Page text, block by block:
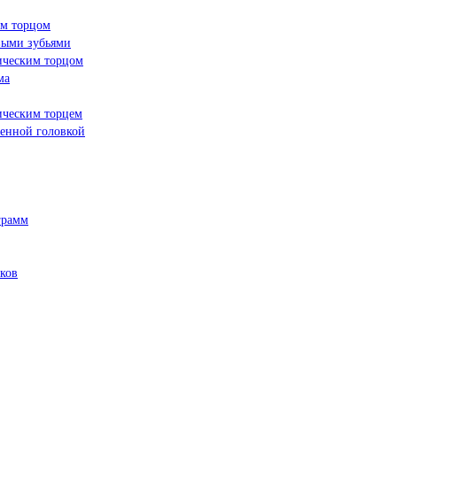
торцом
зубьями
торцом
торцем
головкой